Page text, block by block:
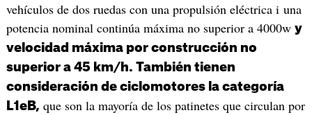
vehículos de dos ruedas con una propulsión eléctrica i una
potencia nominal continúa máxima no superior a 4000w y
velocidad máxima por construcción no
superior a 45 km/h. También tienen
consideración de ciclomotores la categoría
L1eB, que son la mayoría de los patinetes que circulan por